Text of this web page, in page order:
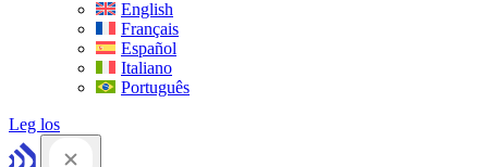
English
Français
Español
Italiano
Português
Leg los